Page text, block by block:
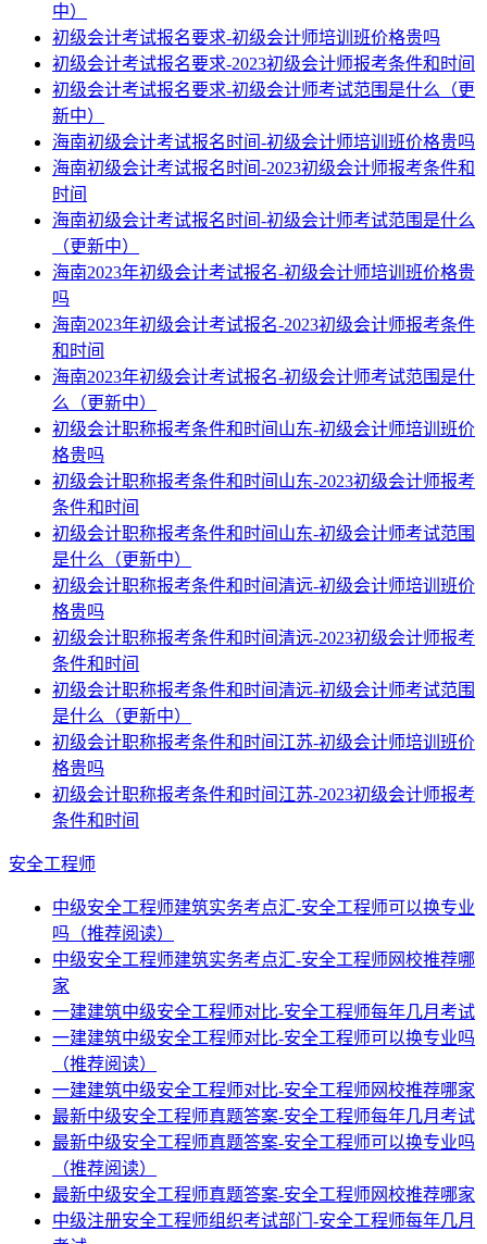
中）
初级会计考试报名要求-初级会计师培训班价格贵吗
初级会计考试报名要求-2023初级会计师报考条件和时间
初级会计考试报名要求-初级会计师考试范围是什么（更
新中）
海南初级会计考试报名时间-初级会计师培训班价格贵吗
海南初级会计考试报名时间-2023初级会计师报考条件和
时间
海南初级会计考试报名时间-初级会计师考试范围是什么
（更新中）
海南2023年初级会计考试报名-初级会计师培训班价格贵
吗
海南2023年初级会计考试报名-2023初级会计师报考条件
和时间
海南2023年初级会计考试报名-初级会计师考试范围是什
么（更新中）
初级会计职称报考条件和时间山东-初级会计师培训班价
格贵吗
初级会计职称报考条件和时间山东-2023初级会计师报考
条件和时间
初级会计职称报考条件和时间山东-初级会计师考试范围
是什么（更新中）
初级会计职称报考条件和时间清远-初级会计师培训班价
格贵吗
初级会计职称报考条件和时间清远-2023初级会计师报考
条件和时间
初级会计职称报考条件和时间清远-初级会计师考试范围
是什么（更新中）
初级会计职称报考条件和时间江苏-初级会计师培训班价
格贵吗
初级会计职称报考条件和时间江苏-2023初级会计师报考
条件和时间
安全工程师
中级安全工程师建筑实务考点汇-安全工程师可以换专业
吗（推荐阅读）
中级安全工程师建筑实务考点汇-安全工程师网校推荐哪
家
一建建筑中级安全工程师对比-安全工程师每年几月考试
一建建筑中级安全工程师对比-安全工程师可以换专业吗
（推荐阅读）
一建建筑中级安全工程师对比-安全工程师网校推荐哪家
最新中级安全工程师真题答案-安全工程师每年几月考试
最新中级安全工程师真题答案-安全工程师可以换专业吗
（推荐阅读）
最新中级安全工程师真题答案-安全工程师网校推荐哪家
中级注册安全工程师组织考试部门-安全工程师每年几月